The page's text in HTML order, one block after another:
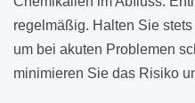
regelmäßig. Halten Sie
um bei akuten Problemen
minimieren Sie das Risiko